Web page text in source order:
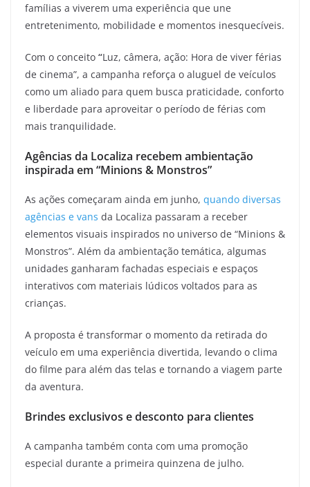
famílias a viverem uma experiência que une
entretenimento, mobilidade e momentos inesquecíveis.
Com o conceito “Luz, câmera, ação: Hora de viver férias
de cinema”, a campanha reforça o aluguel de veículos
como um aliado para quem busca praticidade, conforto
e liberdade para aproveitar o período de férias com
mais tranquilidade.
Agências da Localiza recebem ambientação
inspirada em “Minions & Monstros”
As ações começaram ainda em junho, quando diversas
agências e vans da Localiza passaram a receber
elementos visuais inspirados no universo de “Minions &
Monstros”. Além da ambientação temática, algumas
unidades ganharam fachadas especiais e espaços
interativos com materiais lúdicos voltados para as
crianças.
A proposta é transformar o momento da retirada do
veículo em uma experiência divertida, levando o clima
do filme para além das telas e tornando a viagem parte
da aventura.
Brindes exclusivos e desconto para clientes
A campanha também conta com uma promoção
especial durante a primeira quinzena de julho.